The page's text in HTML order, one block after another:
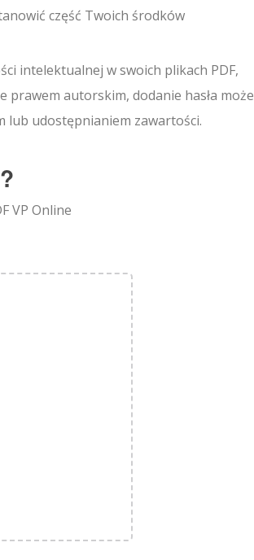
część Twoich środków
intelektualnej w swoich plikach PDF,
autorskim, dodanie hasła może
lub udostępnianiem zawartości.
VP Online